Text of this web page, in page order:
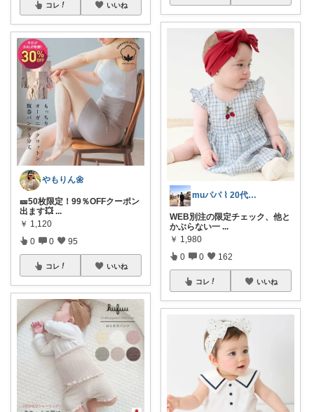
コレ いいね
やもりん🌼
🎫50枚限定！99％OFFクーポン
出ます💥 ...
￥ 1,120
0 0 95
コレ いいね
muパパ ⌇ 20代パパの子育て
WEB別注の限定チェック、他と
かぶらない一 ...
￥ 1,980
0 0 162
コレ いいね